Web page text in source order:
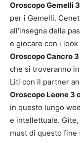
Oroscopo Gemelli
per i Gemelli.
all’insegna della
e giocare con i
Oroscopo Cancro
che si troveranno
Liti con il partner
Oroscopo Leone 3
in questo lungo
e intellettuale.
must di questo fine